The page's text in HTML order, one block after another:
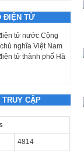
ĐIỆN TỬ
tử nước Cộng
nghĩa Việt Nam
tử thành phố Hà
TRUY CẬP
4814